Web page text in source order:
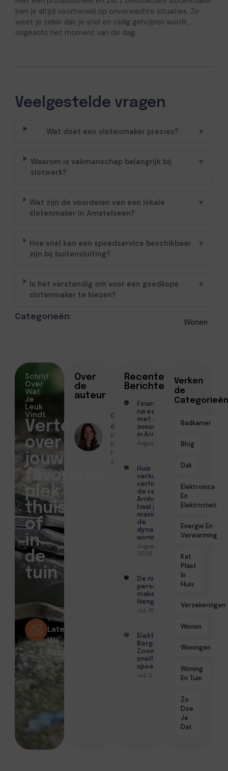
ben je altijd voorbereid op onverwachte situaties. Zo
weet je zeker dat je snel en veilig geholpen wordt,
ongeacht het moment van de dag.
Veelgestelde vragen
Wat doet een slotenmaker precies? ▼
Waarom is vakmanschap belangrijk bij
slotwerk?
▼
Wat zijn de voordelen van een lokale
slotenmaker in Amstelveen?
▼
Hoe snel kan een spoedservice beschikbaar
zijn bij buitensluiting?
▼
Is het verstandig om voor een goedkope
slotenmaker te kiezen?
▼
Categorieën:
Wonen
Over
de
auteur
Geschreven
door
Benthe
Bakker ●
Februari 18,
2026
Recente
Berichten
Financiën regelen
na een scheiding
met een
assurantiekantoor
in Arnhem
Augustus 7, 2026
Huis
verkopen of
verhuren in
de regio
Arnhem? Zo
haal je het
maximale uit
de
dynamische
woningmarkt
Augustus 4,
2026
De nieuwe
persoonlijke
makelaar in
Hengelo
Juli 15, 2026
Elektricien
Bergen op
Zoom met
snelle
spoedhulp
Juli 2, 2026
Verken
de
Categorieën
Badkamer
Blog
Dak
Elektronica
En
Elektriciteit
Energie En
Verwarming
Kat
Plast
In
Huis
Verzekeringen
Wonen
Woningen
Woning
En Tuin
Zo
Doe
Je
Dat
Schrijf
Over
Wat
Je
Leuk
Vindt
Vertel
over
jouw
favoriete
plek
thuis
of
in
de
tuin
Gastschrijver
Worden?
Laten
We
Beginnen